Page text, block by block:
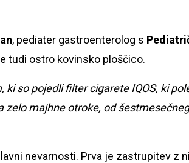
, pediater gastroenterolog s
tudi ostro kovinsko ploščico.
so pojedli filter cigarete IQOS, ki
zelo majhne otroke, od
nevarnosti. Prva je zastrupitev z